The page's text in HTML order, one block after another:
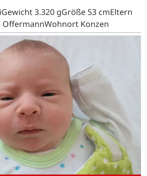
3.320 gGröße 53 cmEltern
Konzen